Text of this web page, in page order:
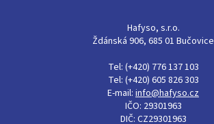
Hafyso, s.r.o.
Ždánská 906, 685 01 Bučovice
Tel: (+420) 776 137 103
Tel: (+420) 605 826 303
E-mail: info@hafyso.cz
IČO: 29301963
DIČ: CZ29301963